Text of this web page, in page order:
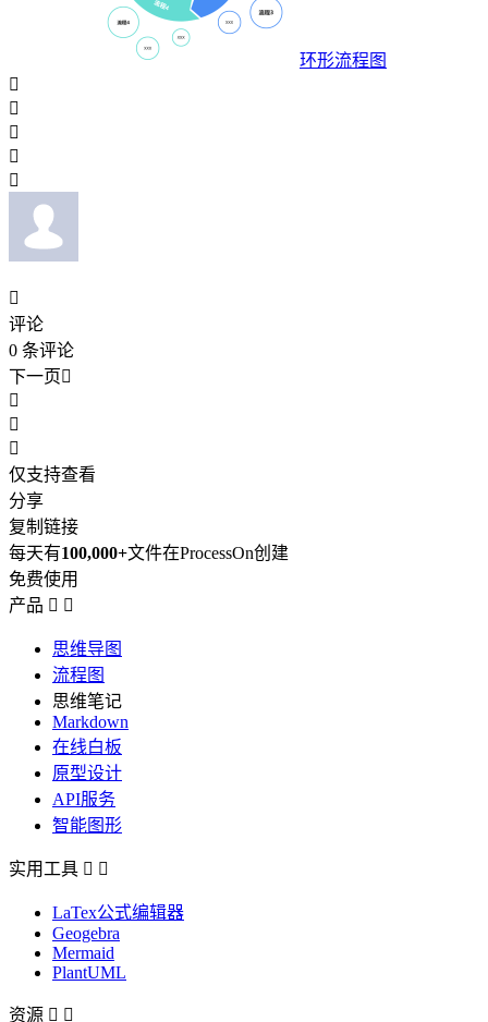
环形流程图






评论
0 条评论
下一页



仅支持查看
分享
复制链接
每天有100,000+文件在ProcessOn创建
免费使用
产品  
思维导图
流程图
思维笔记
Markdown
在线白板
原型设计
API服务
智能图形
实用工具  
LaTex公式编辑器
Geogebra
Mermaid
PlantUML
资源  